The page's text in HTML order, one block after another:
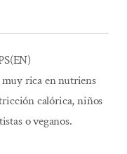
muy rica en nutriens
calórica, niños
o veganos.